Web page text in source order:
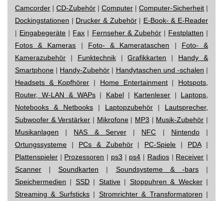
Camcorder | CD-Zubehör | Computer | Computer-Sicherheit |
Dockingstationen | Drucker & Zubehör| E-Book- & E-Reader
| Eingabegeräte | Fax | Fernseher & Zubehör| Festplatten |
Fotos & Kameras | Foto- & Kamerataschen | Foto- &
Kamerazubehör | Funktechnik|Grafikkarten | Handy &
Smartphone | Handy-Zubehör | Handytaschen und -schalen |
Headsets & Kopfhörer | Home Entertainment| Hotspots,
Router, W-LAN & WAPs | Kabel| Kartenleser | Laptops,
Notebooks & Netbooks | Laptopzubehör | Lautsprecher,
Subwoofer & Verstärker | Mikrofone| MP3 | Musik-Zubehör |
Musikanlagen | NAS & Server| NFC | Nintendo|
Ortungssysteme | PCs & Zubehör| PC-Spiele | PDA|
Plattenspieler | Prozessoren | ps3 | ps4 | Radios| Receiver |
Scanner |Soundkarten | Soundsysteme & -bars|
Speichermedien | SSD| Stative| Stoppuhren & Wecker|
Streaming & Surfsticks| Stromrichter & Transformatoren |